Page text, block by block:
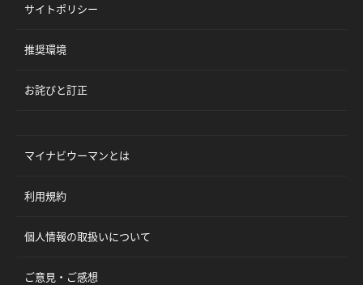
サイトポリシー
推奨環境
お詫びと訂正
マイナビウーマンとは
利用規約
個人情報の取扱いについて
ご意見・ご感想